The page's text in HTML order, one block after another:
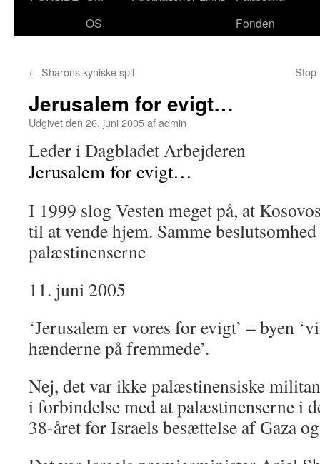
OS
Fonden
← Sharons kyniske spil Stop
Jerusalem for evigt…
Udgivet den 26. juni 2005afadmin
Leder i Dagbladet Arbejderen
Jerusalem for evigt…
I 1999 slog Vesten meget på, at
til at vende hjem. Samme
palæstinenserne
11. juni 2005
‘Jerusalem er vores for evigt’ – byen
hænderne på fremmede’.
Nej, det var ikke palæstinensiske
i forbindelse med at palæstinenserne i
38-året for Israels besættelse af Gaza